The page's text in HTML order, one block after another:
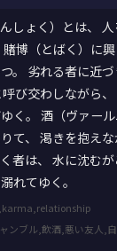
しょく）とは、 人
博（とばく）に興
。 劣れる者に近
び交わしながら
く。 酒（ヴァー
て、 渇きを抱え
者は、 水に沈む
れてゆく。
ンブル,飲酒,悪い友人,